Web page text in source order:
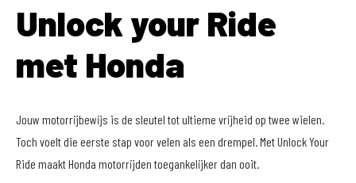
Unlock your Ride
met Honda
Jouw motorrijbewijs is de sleutel tot ultieme vrijheid op twee wielen.
Toch voelt die eerste stap voor velen als een drempel. Met Unlock Your
Ride maakt Honda motorrijden toegankelijker dan ooit.